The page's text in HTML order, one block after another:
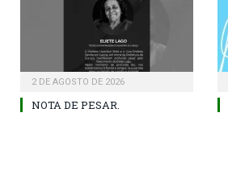
2 DE AGOSTO DE 2026
NOTA DE PESAR.